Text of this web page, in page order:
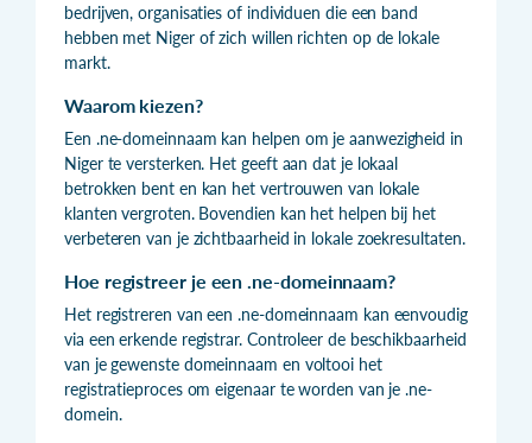
bedrijven, organisaties of individuen die een band
hebben met Niger of zich willen richten op de lokale
markt.
Waarom kiezen?
Een .ne-domeinnaam kan helpen om je aanwezigheid in
Niger te versterken. Het geeft aan dat je lokaal
betrokken bent en kan het vertrouwen van lokale
klanten vergroten. Bovendien kan het helpen bij het
verbeteren van je zichtbaarheid in lokale zoekresultaten.
Hoe registreer je een .ne-domeinnaam?
Het registreren van een .ne-domeinnaam kan eenvoudig
via een erkende registrar. Controleer de beschikbaarheid
van je gewenste domeinnaam en voltooi het
registratieproces om eigenaar te worden van je .ne-
domein.